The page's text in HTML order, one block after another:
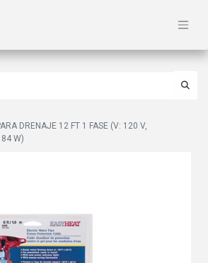
DRENAJE 12 FT 1 FASE (V: 120 V,
84 W)